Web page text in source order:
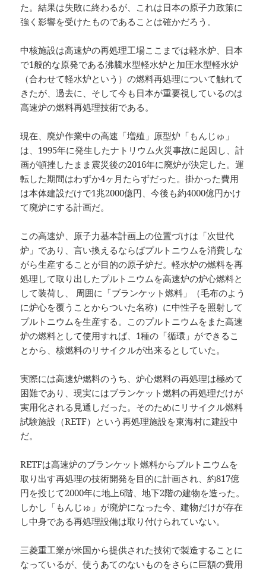
た。結果は失敗に終わるが、これは日本の原子力政策に
強く影響を受けたものであることは確かだろう。
中核施設は高速炉の再処理工場ここまでは軽水炉、日本
で1般的な原発である沸騰水型軽水炉と加圧水型軽水炉
（合わせて軽水炉という）の燃料再処理について触れて
きたが、過去に、そして今も日本が重要視しているのは
高速炉の燃料再処理技術である。
現在、廃炉作業中の高速「増殖」原型炉「もんじゅ」
は、1995年に発生したナトリウム火災事故に起因し、計
画が頓挫したまま震災後の2016年に廃炉が決定した。運
転した期間はわずか4ヶ月たらずだった。掛かった費用
は本体建設だけで1兆2000億円、今後も約4000億円かけ
て廃炉にする計画だ。
この高速炉、原子力基本計画上の位置づけは「次世代
炉」であり、言い換えるならばプルトニウムを消費しな
がら生産することが目的の原子炉だ。軽水炉の燃料を再
処理して取り出したプルトニウムを高速炉の炉心燃料と
して装荷し、 周囲に「ブランケット燃料」（毛布のよう
に炉心を覆うことからついた名称）に中性子を照射して
プルトニウムを生産する。このプルトニウムをまた高速
炉の燃料として使用すれば、1種の「循環」ができるこ
とから、核燃料のリサイクルが出来るとしていた。
実際には高速炉燃料のうち、炉心燃料の再処理は極めて
困難であり、現実にはブランケット燃料の再処理だけが
実用化される見通しだった。そのためにリサイクル燃料
試験施設（RETF）という再処理施設を東海村に建設中
だ。
RETFは高速炉のブランケット燃料からプルトニウムを
取り出す再処理の技術開発を目的に計画され、約817億
円を投じて2000年に地上6階、地下2階の建物を造った。
しかし「もんじゅ」が廃炉になった今、建物だけが存在
し中身である再処理設備は取り付けられていない。
三菱重工業が米国から提供された技術で製造することに
なっているが、使うあてのないものをさらに巨額の費用